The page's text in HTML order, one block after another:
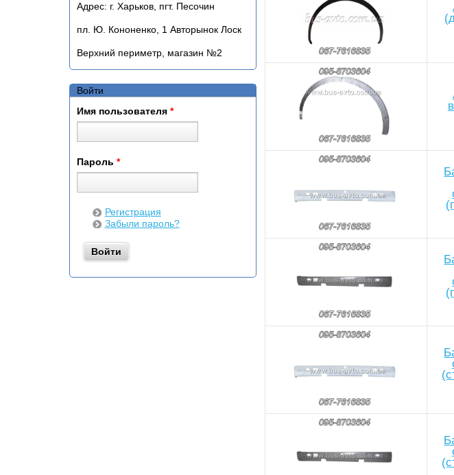
Адрес: г. Харьков, пгт. Песочин
пл. Ю. Кононенко, 1 Авторынок Лоск
Верхний периметр, магазин №2
Войти
Имя пользователя *
Пароль *
Регистрация
Забыли пароль?